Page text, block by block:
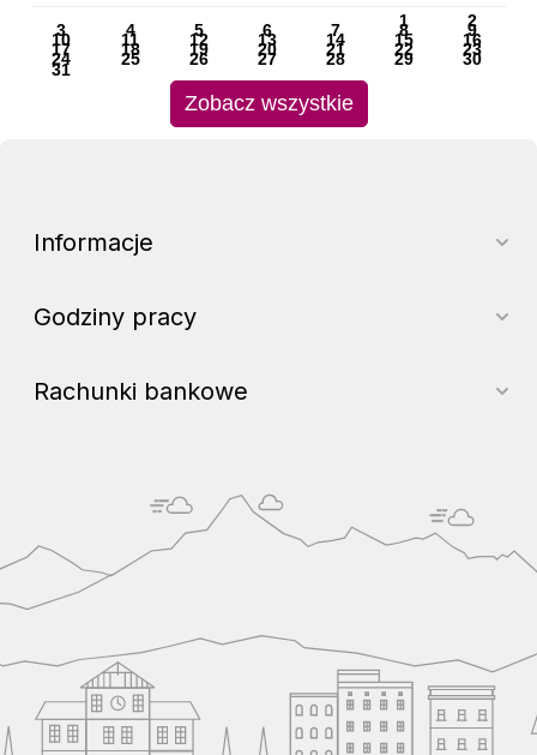
1 2
3 4 5 6 7 8 9
10 11 12 13 14 15 16
17 18 19 20 21 22 23
24 25 26 27 28 29 30
31
Zobacz wszystkie
Informacje
Godziny pracy
Rachunki bankowe